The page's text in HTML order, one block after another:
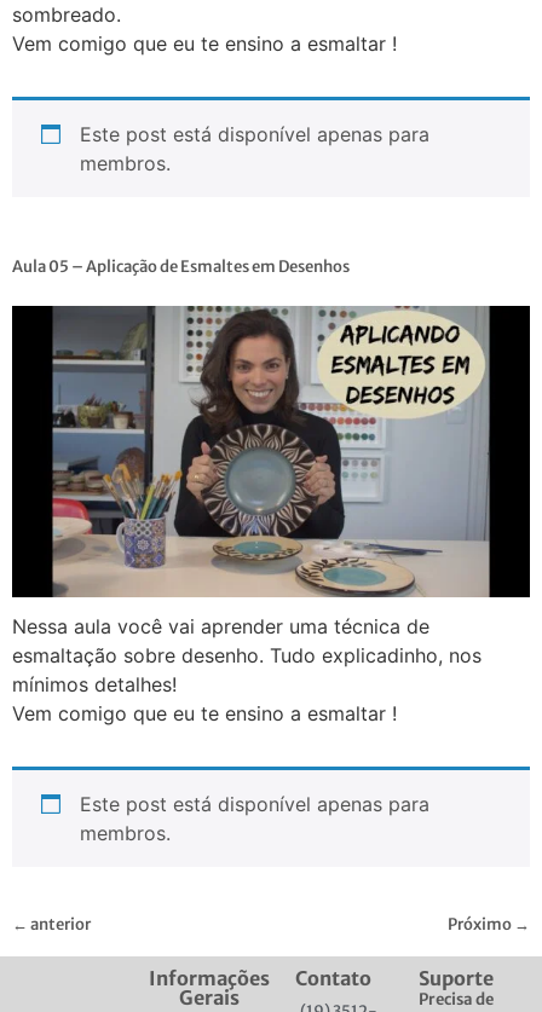
sombreado.
Vem comigo que eu te ensino a esmaltar !
Este post está disponível apenas para
membros.
Aula 05 – Aplicação de Esmaltes em Desenhos
Nessa aula você vai aprender uma técnica de
esmaltação sobre desenho. Tudo explicadinho, nos
mínimos detalhes!
Vem comigo que eu te ensino a esmaltar !
Este post está disponível apenas para
membros.
← anterior Próximo →
Informações
Gerais
Contato Suporte
Precisa de